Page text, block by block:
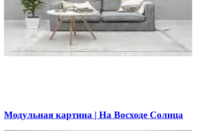
Модульная картина | На Восходе Солнца